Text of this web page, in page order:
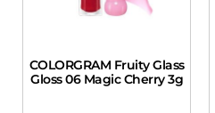
COLORGRAM Fruity Glass
Gloss 06 Magic Cherry 3g